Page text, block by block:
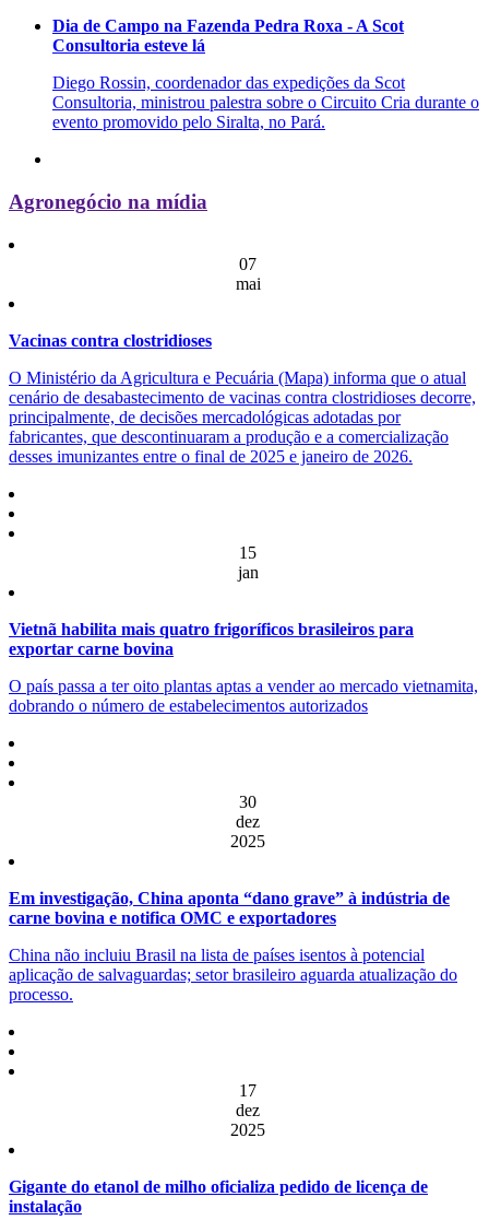
Dia de Campo na Fazenda Pedra Roxa - A Scot
Consultoria esteve lá
Diego Rossin, coordenador das expedições da Scot
Consultoria, ministrou palestra sobre o Circuito Cria durante o
evento promovido pelo Siralta, no Pará.
Agronegócio na mídia
07
mai
Vacinas contra clostridioses
O Ministério da Agricultura e Pecuária (Mapa) informa que o atual
cenário de desabastecimento de vacinas contra clostridioses decorre,
principalmente, de decisões mercadológicas adotadas por
fabricantes, que descontinuaram a produção e a comercialização
desses imunizantes entre o final de 2025 e janeiro de 2026.
15
jan
Vietnã habilita mais quatro frigoríficos brasileiros para
exportar carne bovina
O país passa a ter oito plantas aptas a vender ao mercado vietnamita,
dobrando o número de estabelecimentos autorizados
30
dez
2025
Em investigação, China aponta “dano grave” à indústria de
carne bovina e notifica OMC e exportadores
China não incluiu Brasil na lista de países isentos à potencial
aplicação de salvaguardas; setor brasileiro aguarda atualização do
processo.
17
dez
2025
Gigante do etanol de milho oficializa pedido de licença de
instalação